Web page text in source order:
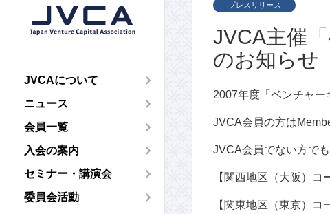
JVCAについて
ニュース
会員一覧
入会の案内
セミナー・講演会
委員会活動
JVCA主催
のお知らせ
プレスリリース
2007年度「ベンチャ
JVCA会員の方は
JVCA会員でない方で
【関西地区（大阪）
【関東地区（東京）